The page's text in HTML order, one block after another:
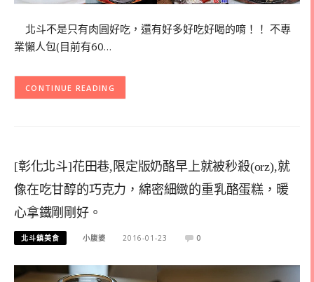
北斗不是只有肉圓好吃，還有好多好吃好喝的唷！！ 不專
業懶人包(目前有60…
CONTINUE READING
[彰化北斗]花田巷,限定版奶酪早上就被秒殺(orz),就
像在吃甘醇的巧克力，綿密細緻的重乳酪蛋糕，暖
心拿鐵剛剛好。
北斗鎮美食 小腹婆 2016-01-23 0